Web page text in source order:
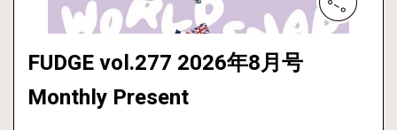
FUDGE vol.277 2026年8月号
Monthly Present